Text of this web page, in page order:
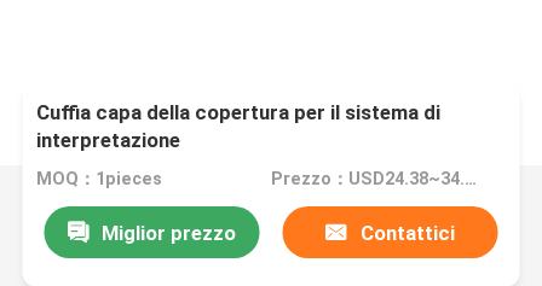
Cuffia capa della copertura per il sistema di
interpretazione
MOQ：1pieces Prezzo：USD24.38~34.38
Miglior prezzo Contattici